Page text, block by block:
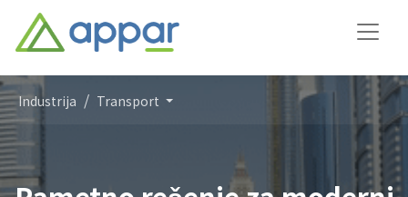
Industrija Transport